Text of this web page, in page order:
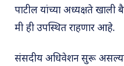
पाटील यांच्या अध्यक्षते खाली
मी ही उपस्थित राहणार आहे.
संसदीय अधिवेशन सुरू